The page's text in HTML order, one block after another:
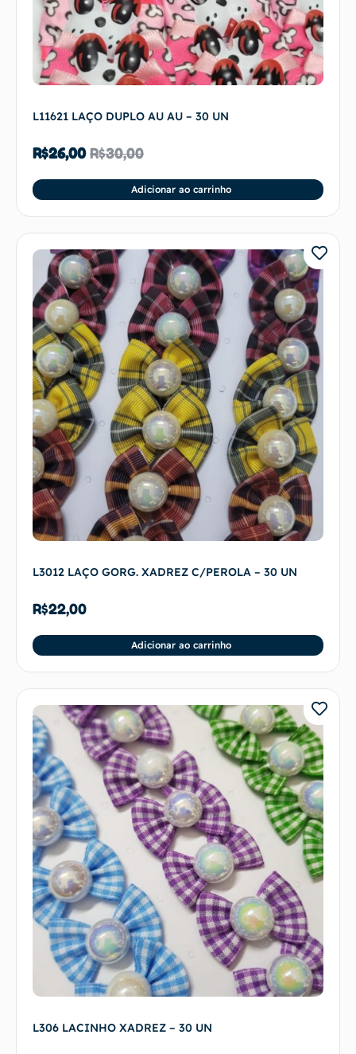
L11621 LAÇO DUPLO AU AU – 30 UN
R$30,00
R$26,00
Adicionar ao carrinho
L3012 LAÇO GORG. XADREZ C/PEROLA – 30 UN
R$22,00
Adicionar ao carrinho
L306 LACINHO XADREZ – 30 UN